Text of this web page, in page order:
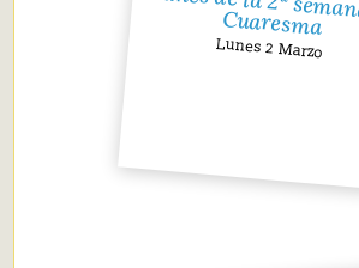
Cuaresma
Lunes 2 Marzo